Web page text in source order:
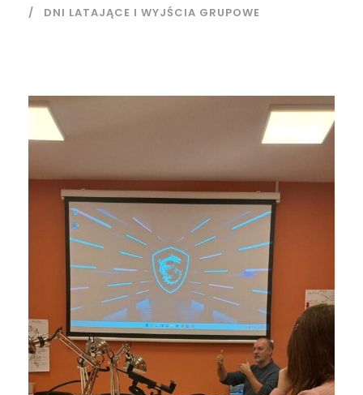
DNI LATAJĄCE I WYJŚCIA GRUPOWE